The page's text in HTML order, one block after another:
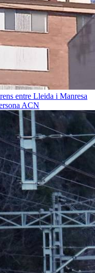
entre Lleida i Manresa
ACN